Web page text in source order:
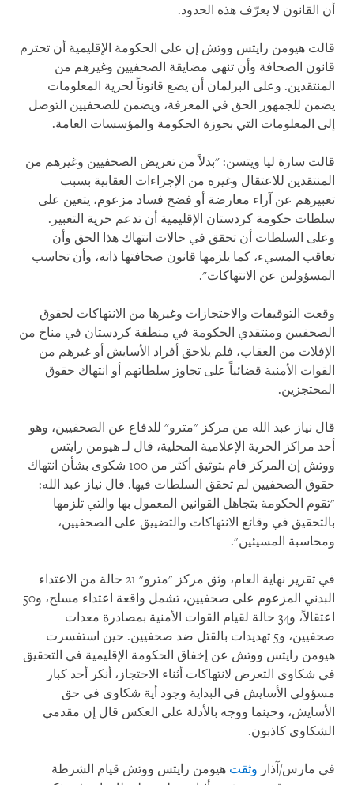
أن القانون لا يعرّف هذه الحدود.
قالت هيومن رايتس ووتش إن على الحكومة الإقليمية أن تحترم
قانون الصحافة وأن تنهي مضايقة الصحفيين وغيرهم من
المنتقدين. وعلى البرلمان أن يضع قانوناً لحرية المعلومات
يضمن للجمهور الحق في المعرفة، ويضمن للصحفيين التوصل
إلى المعلومات التي بحوزة الحكومة والمؤسسات العامة.
قالت سارة ليا ويتسن: "بدلاً من تعريض الصحفيين وغيرهم من
المنتقدين للاعتقال وغيره من الإجراءات العقابية بسبب
تعبيرهم عن آراء معارضة أو فضح فساد مزعوم، يتعين على
سلطات حكومة كردستان الإقليمية أن تدعم حرية التعبير.
وعلى السلطات أن تحقق في حالات انتهاك هذا الحق وأن
تعاقب المسيء، كما يلزمها قانون صحافتها ذاته، وأن تحاسب
المسؤولين عن الانتهاكات".
وقعت التوقيفات والاحتجازات وغيرها من الانتهاكات لحقوق
الصحفيين ومنتقدي الحكومة في منطقة كردستان في مناخ من
الإفلات من العقاب، فلم يلاحق أفراد الأسايش أو غيرهم من
القوات الأمنية قضائياً على تجاوز سلطاتهم أو انتهاك حقوق
المحتجزين.
قال نياز عبد الله من مركز "مترو" للدفاع عن الصحفيين، وهو
أحد مراكز الحرية الإعلامية المحلية، قال لـ هيومن رايتس
ووتش إن المركز قام بتوثيق أكثر من 100 شكوى بشأن انتهاك
حقوق الصحفيين لم تحقق السلطات فيها. قال نياز عبد الله:
"تقوم الحكومة بتجاهل القوانين المعمول بها والتي تلزمها
بالتحقيق في وقائع الانتهاكات والتضييق على الصحفيين،
ومحاسبة المسيئين".
في تقرير نهاية العام، وثق مركز "مترو" 21 حالة من الاعتداء
البدني المزعوم على صحفيين، تشمل واقعة اعتداء مسلح، و50
اعتقالاً، و34 حالة لقيام القوات الأمنية بمصادرة معدات
صحفيين، و5 تهديدات بالقتل ضد صحفيين. حين استفسرت
هيومن رايتس ووتش عن إخفاق الحكومة الإقليمية في التحقيق
في شكاوى التعرض لانتهاكات أثناء الاحتجاز، أنكر أحد كبار
مسؤولي الأسايش في البداية وجود أية شكاوى في حق
الأسايش، وحينما ووجه بالأدلة على العكس قال إن مقدمي
الشكاوى كاذبون.
في مارس/آذار وثقت هيومن رايتس ووتش قيام الشرطة